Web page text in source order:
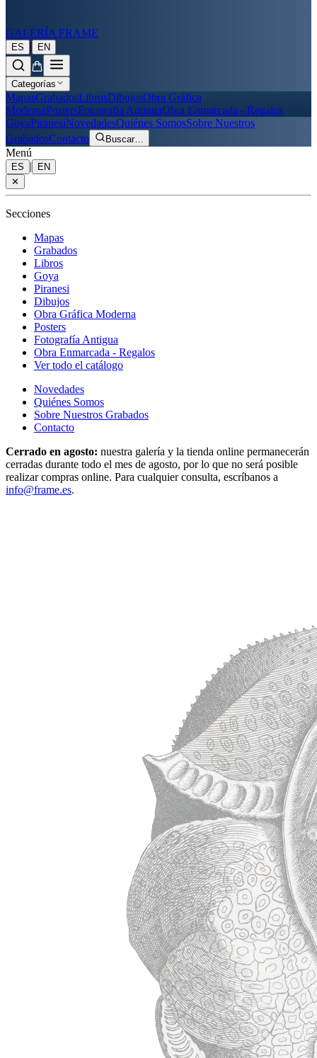
GALERÍA FRAME
ES | EN
Categorías
MapasGrabadosLibrosDibujosObra Gráfica
ModernaPostersFotografía AntiguaObra Enmarcada - Regalos
GoyaPiranesiNovedadesQuiénes SomosSobre Nuestros
GrabadosContacto Buscar…
Menú
ES |
EN
✕
Secciones
Mapas
Grabados
Libros
Goya
Piranesi
Dibujos
Obra Gráfica Moderna
Posters
Fotografía Antigua
Obra Enmarcada - Regalos
Ver todo el catálogo
Novedades
Quiénes Somos
Sobre Nuestros Grabados
Contacto
Cerrado en agosto: nuestra galería y la tienda online permanecerán
cerradas durante todo el mes de agosto, por lo que no será posible
realizar compras online. Para cualquier consulta, escríbanos a
info@frame.es.